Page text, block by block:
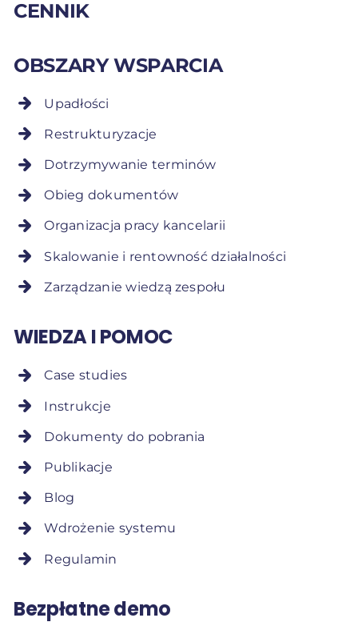
CENNIK
OBSZARY WSPARCIA
Upadłości
Restrukturyzacje
Dotrzymywanie terminów
Obieg dokumentów
Organizacja pracy kancelarii
Skalowanie i rentowność działalności
Zarządzanie wiedzą zespołu
WIEDZA I POMOC
Case studies
Instrukcje
Dokumenty do pobrania
Publikacje
Blog
Wdrożenie systemu
Regulamin
Bezpłatne demo